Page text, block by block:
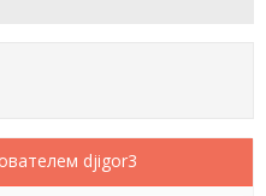
djigor3